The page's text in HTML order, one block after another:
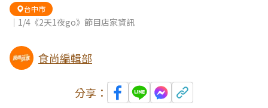
台中市
｜1/4《2天1夜go》節目店家資訊
食尚編輯部
分享：